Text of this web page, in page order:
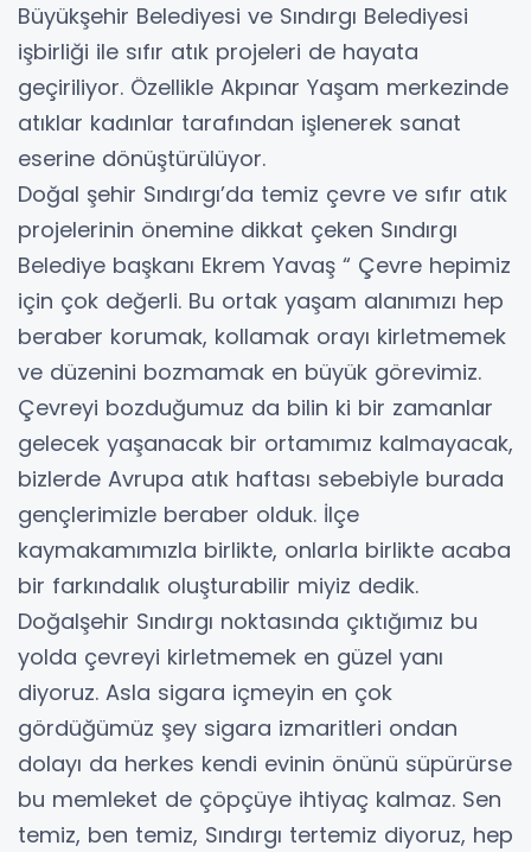
Büyükşehir Belediyesi ve Sındırgı Belediyesi
işbirliği ile sıfır atık projeleri de hayata
geçiriliyor. Özellikle Akpınar Yaşam merkezinde
atıklar kadınlar tarafından işlenerek sanat
eserine dönüştürülüyor.
Doğal şehir Sındırgı’da temiz çevre ve sıfır atık
projelerinin önemine dikkat çeken Sındırgı
Belediye başkanı Ekrem Yavaş “ Çevre hepimiz
için çok değerli. Bu ortak yaşam alanımızı hep
beraber korumak, kollamak orayı kirletmemek
ve düzenini bozmamak en büyük görevimiz.
Çevreyi bozduğumuz da bilin ki bir zamanlar
gelecek yaşanacak bir ortamımız kalmayacak,
bizlerde Avrupa atık haftası sebebiyle burada
gençlerimizle beraber olduk. İlçe
kaymakamımızla birlikte, onlarla birlikte acaba
bir farkındalık oluşturabilir miyiz dedik.
Doğalşehir Sındırgı noktasında çıktığımız bu
yolda çevreyi kirletmemek en güzel yanı
diyoruz. Asla sigara içmeyin en çok
gördüğümüz şey sigara izmaritleri ondan
dolayı da herkes kendi evinin önünü süpürürse
bu memleket de çöpçüye ihtiyaç kalmaz. Sen
temiz, ben temiz, Sındırgı tertemiz diyoruz, hep